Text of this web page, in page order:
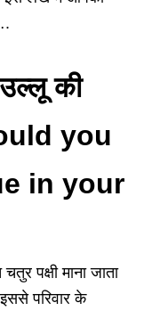
की
you
in your
पक्षी माना जाता
परिवार के